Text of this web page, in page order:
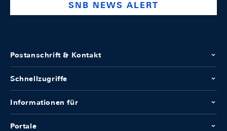
SNB NEWS ALERT
Postanschrift & Kontakt
Schnellzugriffe
Informationen für
Portale